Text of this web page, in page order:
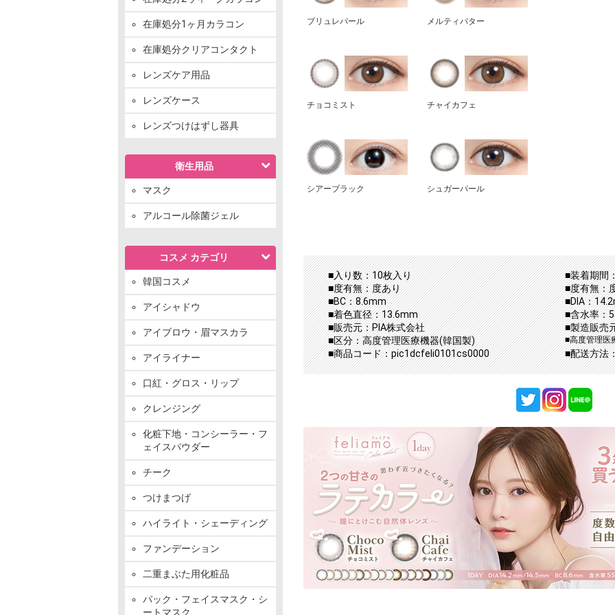
在庫処分1ヶ月カラコン
在庫処分クリアコンタクト
レンズケア用品
レンズケース
レンズつけはずし器具
衛生用品
マスク
アルコール除菌ジェル
コスメ カテゴリ
韓国コスメ
アイシャドウ
アイブロウ・眉マスカラ
アイライナー
口紅・グロス・リップ
クレンジング
化粧下地・コンシーラー・フ
ェイスパウダー
チーク
つけまつげ
ハイライト・シェーディング
ファンデーション
二重まぶた用化粧品
パック・フェイスマスク・シ
ートマスク
ブリュレパール メルティバター
チョコミスト チャイカフェ
シアーブラック シュガーパール
■入り数：10枚入り
■装着期間
■度有無：度あり
■度有無：
■BC：8.6mm
■DIA：
■着色直径：13.6mm
■含水率：
■販売元：PIA株式会社
■製造販売
■区分：高度管理医療機器(韓国製)
■高度管理医
■商品コード：pic1dcfeli0101cs0000 ■配送方法